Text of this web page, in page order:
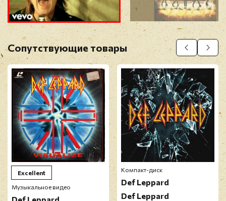
Прикрепить фото
Оставить отзыв
Перед публикацией отзывы проходят
модерацию
Сопутствующие товары
Excellent
Музыкальное видео
Компакт-диск
Def Leppard
Def Leppard